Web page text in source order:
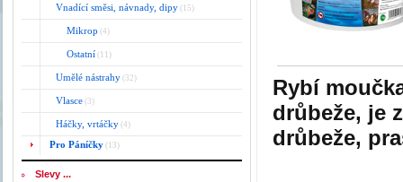
Vnadící směsi, návnady, dipy (15)
Mikrop (4)
Ostatní (11)
Umělé nástrahy (32)
Vlasce (3)
Háčky, vrtáčky (4)
Pro Páníčky (13)
Slevy ...
Rybí
drůbeže, je
drůbeže,